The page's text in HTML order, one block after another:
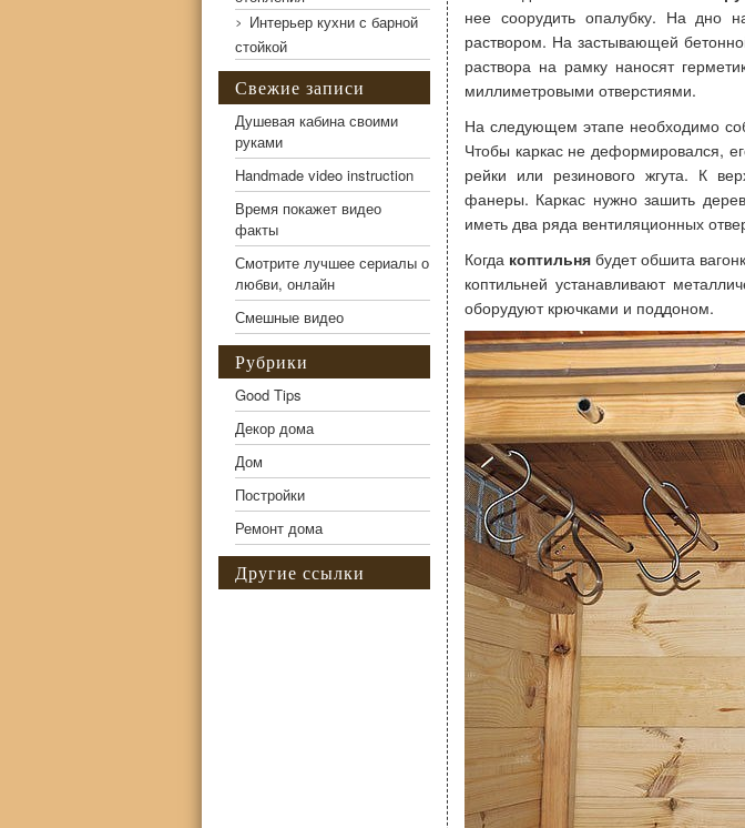
нее соорудить опалубку. На дно
раствором. На застывающей
раствора на рамку наносят
миллиметровыми отверстиями.
На следующем этапе необходимо
Чтобы каркас не деформировался,
рейки или резинового жгута. К
фанеры. Каркас нужно зашить
иметь два ряда вентиляционных
Когда коптильня будет обшита
коптильней устанавливают
оборудуют крючками и поддоном.
Интерьер кухни с барной
стойкой
Свежие записи
Душевая кабина своими
руками
Handmade video instruction
Время покажет видео
факты
Смотрите лучшее сериалы о
любви, онлайн
Смешные видео
Рубрики
Good Tips
Декор дома
Дом
Постройки
Ремонт дома
Другие ссылки